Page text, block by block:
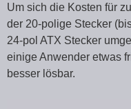
Um sich die Kosten für
der 20-polige Stecker
24-pol ATX Stecker
einige Anwender etwas
besser lösbar.